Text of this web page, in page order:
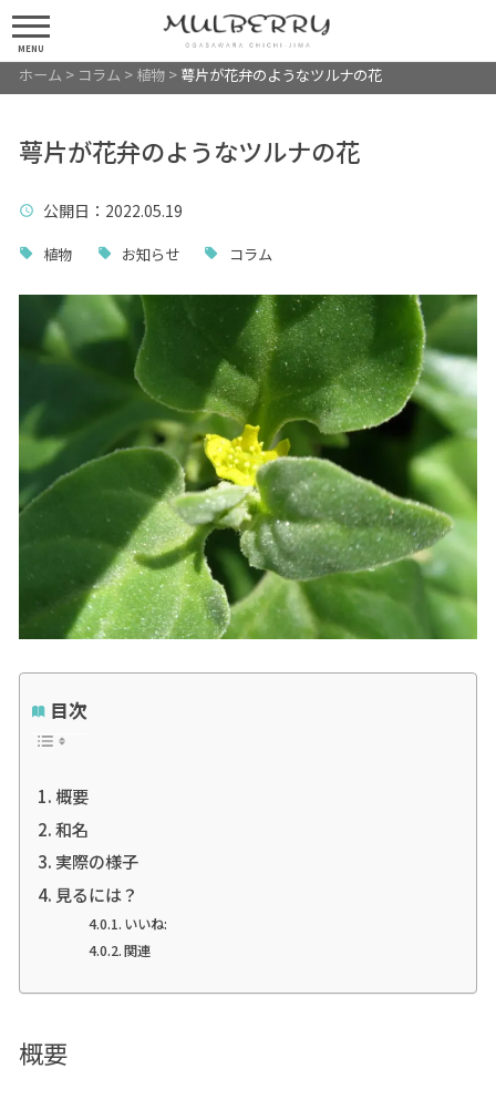
MENU
ホーム > コラム > 植物> 萼片が花弁のようなツルナの花
萼片が花弁のようなツルナの花
公開日 ：2022.05.19
植物 お知らせ コラム
目次
概要
和名
実際の様子
見るには？
いいね:
関連
概要